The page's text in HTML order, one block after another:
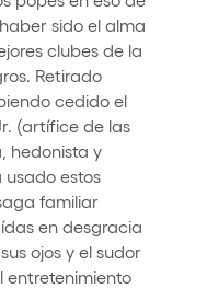
sido el alma
clubes de la
Retirado
cedido el
(artífice de las
hedonista y
estos
familiar
en desgracia
ojos y el sudor
entretenimiento